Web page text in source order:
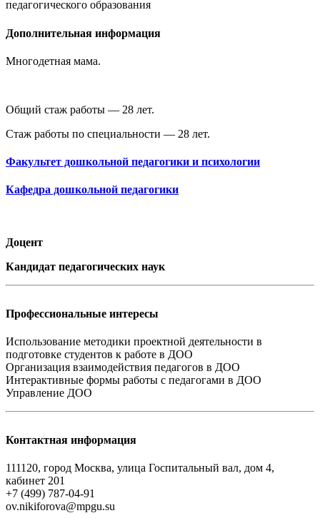
педагогического образования
Дополнительная информация
Многодетная мама.
Общий стаж работы — 28 лет.
Стаж работы по специальности — 28 лет.
Факультет дошкольной педагогики и психологии
Кафедра дошкольной педагогики
Доцент
Кандидат педагогических наук
Профессиональные интересы
Использование методики проектной деятельности в
подготовке студентов к работе в ДОО
Организация взаимодействия педагогов в ДОО
Интерактивные формы работы с педагогами в ДОО
Управление ДОО
Контактная информация
111120, город Москва, улица Госпитальный вал, дом 4,
кабинет 201
+7 (499) 787-04-91
ov.nikiforova@mpgu.su